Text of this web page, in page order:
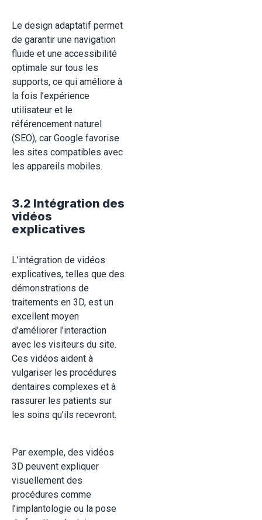
Le design adaptatif permet
de garantir une navigation
fluide et une accessibilité
optimale sur tous les
supports, ce qui améliore à
la fois l’expérience
utilisateur et le
référencement naturel
(SEO), car Google favorise
les sites compatibles avec
les appareils mobiles.
3.2 Intégration des
vidéos
explicatives
L’intégration de vidéos
explicatives, telles que des
démonstrations de
traitements en 3D, est un
excellent moyen
d’améliorer l’interaction
avec les visiteurs du site.
Ces vidéos aident à
vulgariser les procédures
dentaires complexes et à
rassurer les patients sur
les soins qu’ils recevront.
Par exemple, des vidéos
3D peuvent expliquer
visuellement des
procédures comme
l’implantologie ou la pose